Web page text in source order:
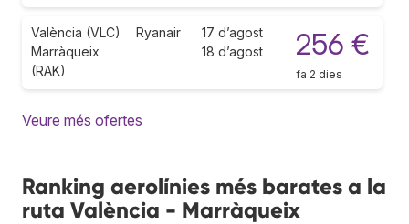
València (VLC)
Marràqueix
(RAK)
Ryanair
17 d’agost
18 d’agost
256 €
fa 2 dies
Veure més ofertes
Ranking aerolínies més barates a la
ruta València - Marràqueix